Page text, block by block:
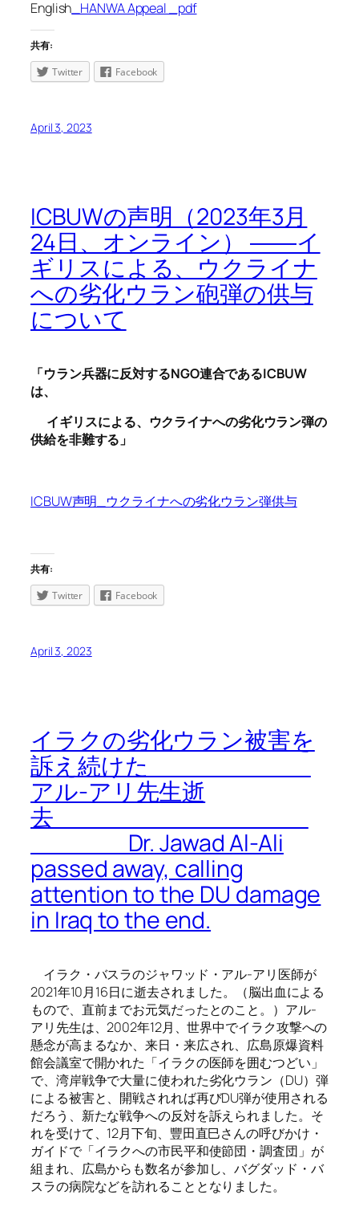
English _HANWA Appeal _pdf
共有:
Twitter
Facebook
April 3, 2023
ICBUWの声明（2023年3月
24日、オンライン） ――イ
ギリスによる、ウクライナ
への劣化ウラン砲弾の供与
について
「ウラン兵器に反対するNGO連合であるICBUW
は、
イギリスによる、ウクライナへの劣化ウラン弾の
供給を非難する」
ICBUW声明_ウクライナへの劣化ウラン弾供与
共有:
Twitter
Facebook
April 3, 2023
イラクの劣化ウラン被害を
訴え続けた
アル-アリ先生逝
去
Dr. Jawad Al-Ali
passed away, calling
attention to the DU damage
in Iraq to the end.
イラク・バスラのジャワッド・アル-アリ医師が
2021年10月16日に逝去されました。（脳出血による
もので、直前までお元気だったとのこと。）アル-
アリ先生は、2002年12月、世界中でイラク攻撃への
懸念が高まるなか、来日・来広され、広島原爆資料
館会議室で開かれた「イラクの医師を囲むつどい」
で、湾岸戦争で大量に使われた劣化ウラン（DU）弾
による被害と、開戦されれば再びDU弾が使用される
だろう、新たな戦争への反対を訴えられました。そ
れを受けて、12月下旬、豐田直巳さんの呼びかけ・
ガイドで「イラクへの市民平和使節団・調査団」が
組まれ、広島からも数名が参加し、バグダッド・バ
スラの病院などを訪れることとなりました。